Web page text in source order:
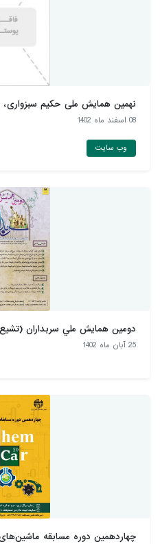
نهمین همایش ملی حکیم سبزواری،
08 اسفند ماه 1402
وب سایت
دومين همايش ملي سربداران
25 آبان ماه 1402
چهاردهمین دوره مسابقه